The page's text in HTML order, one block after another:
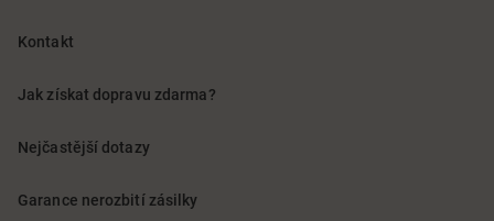
Kontakt
Jak získat dopravu zdarma?
Nejčastější dotazy
Garance nerozbití zásilky